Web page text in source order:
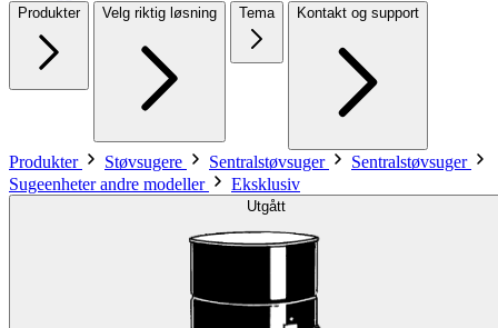
Produkter Velg riktig løsning Tema Kontakt og support
Produkter Støvsugere Sentralstøvsuger
Sentralstøvsuger
Sugeenheter andre modeller
Eksklusiv
Utgått